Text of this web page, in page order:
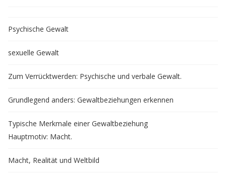
Psychische Gewalt
sexuelle Gewalt
Zum Verrücktwerden: Psychische und verbale Gewalt.
Grundlegend anders: Gewaltbeziehungen erkennen
Typische Merkmale einer Gewaltbeziehung
Hauptmotiv: Macht.
Macht, Realität und Weltbild